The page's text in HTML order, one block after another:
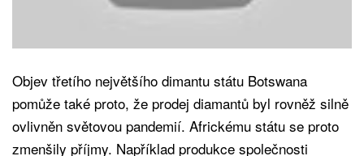
Objev třetího největšího dimantu státu Botswana
pomůže také proto, že prodej diamantů byl rovněž silně
ovlivněn světovou pandemií. Africkému státu se proto
zmenšily příjmy. Například produkce společnosti